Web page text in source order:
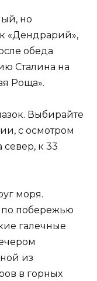
но
«Дендрарий»,
обеда
Сталина на
Роща».
Выбирайте
с осмотром
к 33
моря.
по побережью
галечные
из
в горных